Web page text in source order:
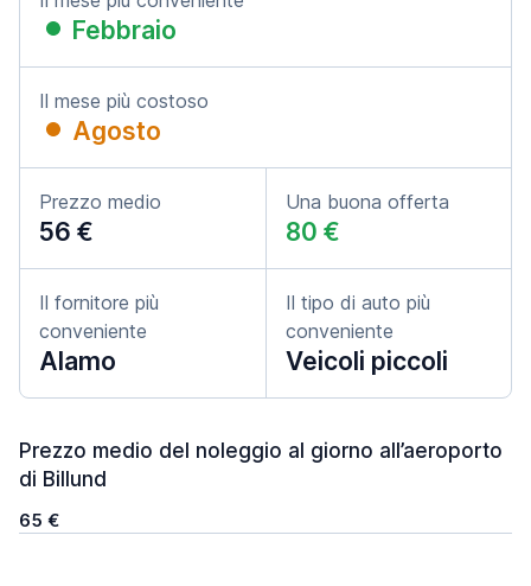
Febbraio
Il mese più costoso
Agosto
Prezzo medio
56 €
Una buona offerta
80 €
Il fornitore più
conveniente
Alamo
Il tipo di auto più
conveniente
Veicoli piccoli
Prezzo medio del noleggio al giorno all’aeroporto
di Billund
65 €